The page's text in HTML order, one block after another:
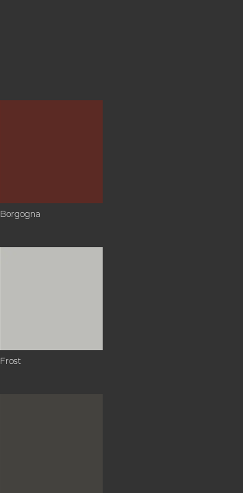
Borgogna
Frost